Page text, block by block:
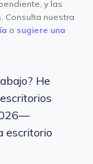
y las
Consulta nuestra
o sugiere una
He
escritorio